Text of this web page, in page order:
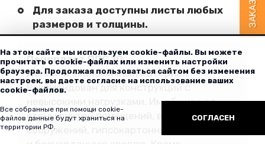
Для заказа доступны листы любых
размеров и толщины.
Пенопласт ППС 10
Легкий и экономичный материал.
Рекомендован для конструкций с
невысокими нагрузками. Им обшивают
стены внутри помещений, временных
сооружений, гипсокартонные перегородки
На этом сайте мы используем cookie-файлы. Вы можете
прочитать о cookie-файлах или изменить настройки
браузера. Продолжая пользоваться сайтом без изменения
настроек, вы даете согласие на использование ваших
cookie-файлов.
Все собранные при помощи cookie-
файлов данные будут храниться на
территории РФ.
СОГЛАСЕН